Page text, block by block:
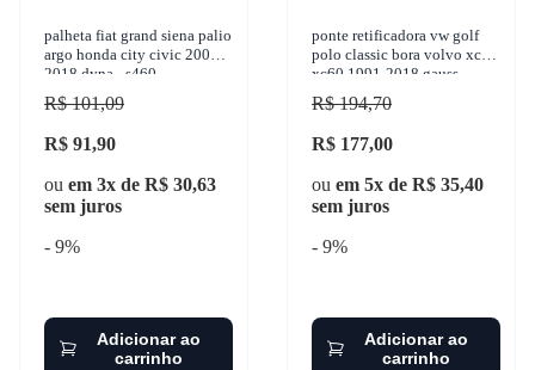
palheta fiat grand siena palio
argo honda city civic 2002-
2018 dyna - s460
R$ 101,09
R$ 91,90
ou em 3x de R$ 30,63
sem juros
- 9%
Adicionar ao
carrinho
ponte retificadora vw golf
polo classic bora volvo xc40
xc60 1991-2018 gauss -
ga1421
R$ 194,70
R$ 177,00
ou em 5x de R$ 35,40
sem juros
- 9%
Adicionar ao
carrinho